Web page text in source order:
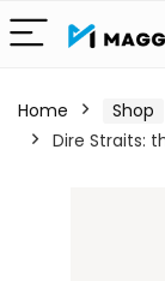
Home Shop
Dire Straits: